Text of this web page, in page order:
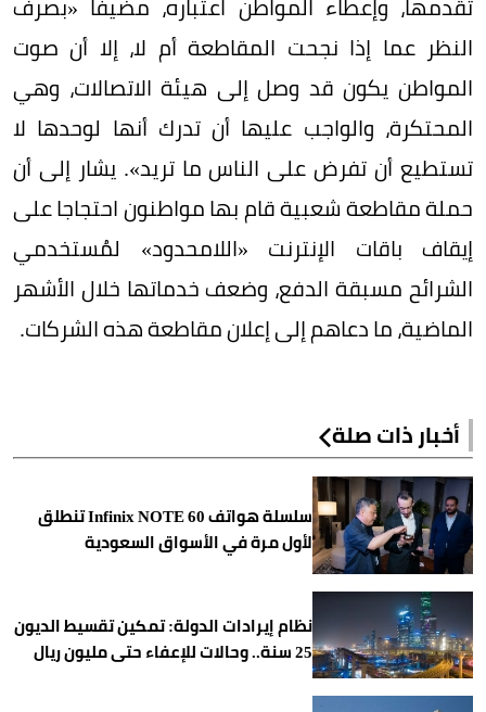
النظر عما إذا نجحت المقاطعة أم لا، إلا أن صوت
المواطن يكون قد وصل إلى هيئة الاتصالات، وهي
المحتكرة، والواجب عليها أن تدرك أنها لوحدها لا
تستطيع أن تفرض على الناس ما تريد». يشار إلى أن
حملة مقاطعة شعبية قام بها مواطنون احتجاجا على
إيقاف باقات الإنترنت «اللامحدود» لمُستخدمي
الشرائح مسبقة الدفع، وضعف خدماتها خلال الأشهر
الماضية، ما دعاهم إلى إعلان مقاطعة هذه الشركات.
أخبار ذات صلة
سلسلة هواتف Infinix NOTE 60 تنطلق
لأول مرة في الأسواق السعودية
نظام إيرادات الدولة: تمكين تقسيط الديون
25 سنة.. وحالات للإعفاء حتى مليون ريال